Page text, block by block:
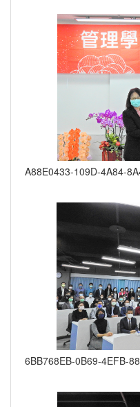
A88E0433-109D-4A84-
6BB768EB-0B69-4EFB-